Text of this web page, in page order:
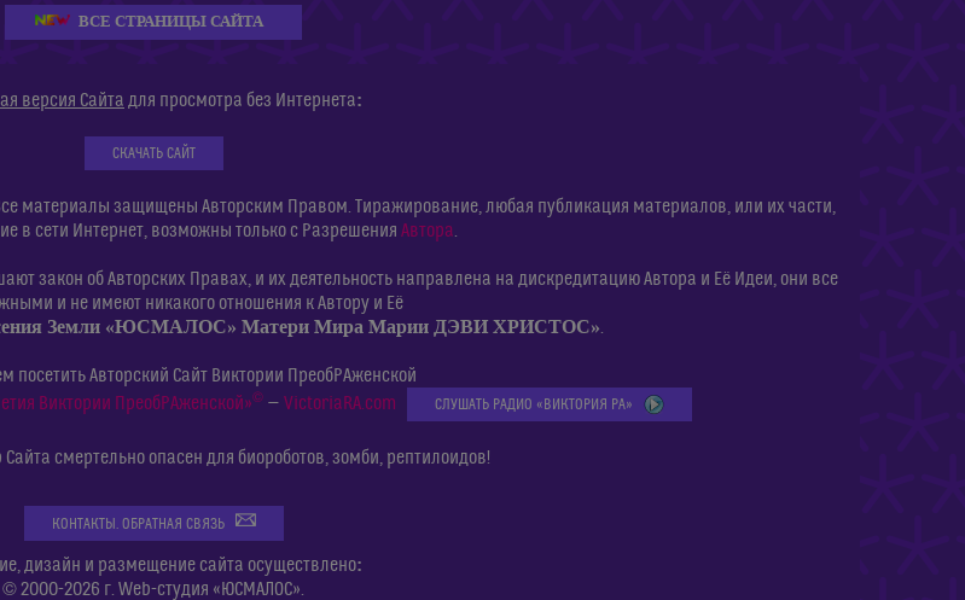
ВСЕ СТРАНИЦЫ САЙТА
версия Сайта для просмотра без Интернета:
СКАЧАТЬ САЙТ
материалы защищены Авторским Правом. Тиражирование, любая публикация материалов, или их части,
в сети Интернет, возможны только с Разрешения Автора.
закон об Авторских Правах, и их деятельность направлена на дискредитацию Автора и Её Идеи, они все
и не имеют никакого отношения к Автору и Её
Земли «ЮСМАЛОС» Матери Мира Марии ДЭВИ ХРИСТОС».
посетить Авторский Сайт Виктории ПреобРАженской
Виктории ПреобРАженской»© — VictoriaRA.com СЛУШАТЬ РАДИО «ВИКТОРИЯ РА»
смертельно опасен для биороботов, зомби, рептилоидов!
КОНТАКТЫ. ОБРАТНАЯ СВЯЗЬ
дизайн и размещение сайта осуществлено:
© 2000-2026 г. Web-студия «ЮСМАЛОС».